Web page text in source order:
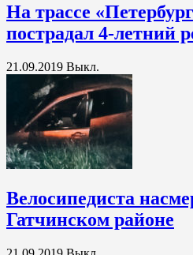
На трассе
пострадал 4-летний
21.09.2019 Выкл.
Велосипедиста
Гатчинском районе